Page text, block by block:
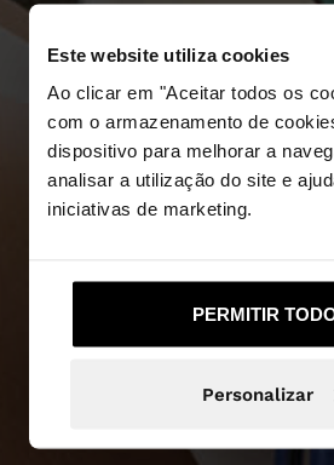
Este website utiliza cookies
Ao clicar em "Aceitar todos os
com o armazenamento de
dispositivo para melhorar a
analisar a utilização do site e
iniciativas de marketing.
PERMITIR
Personalizar
NEW IN